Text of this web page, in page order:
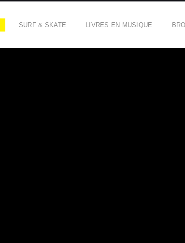
SURF & SKATE LIVRES EN MUSIQUE